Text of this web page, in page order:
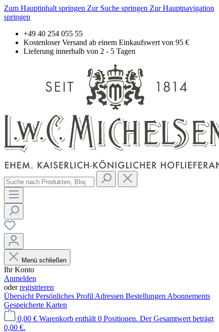
Zum Hauptinhalt springen Zur Suche springen Zur Hauptnavigation
springen
+49 40 254 055 55
Kostenloser Versand ab einem Einkaufswert von 95 €
Lieferung innerhalb von 2 - 5 Tagen
Menü schließen
Ihr Konto
Anmelden
oderregistrieren
Übersicht Persönliches Profil Adressen Bestellungen Abonnements
Gespeicherte Karten
0,00 € Warenkorb enthält 0 Positionen. Der Gesamtwert beträgt
0,00 €.